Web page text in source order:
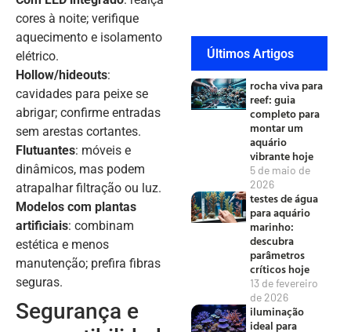
cores à noite; verifique
aquecimento e isolamento
elétrico.
Hollow/hideouts:
cavidades para peixe se
abrigar; confirme entradas
sem arestas cortantes.
Flutuantes: móveis e
dinâmicos, mas podem
atrapalhar filtração ou luz.
Modelos com plantas
artificiais: combinam
estética e menos
manutenção; prefira fibras
seguras.
Segurança e
Últimos Artigos
rocha viva para
reef: guia
completo para
montar um
aquário
vibrante hoje
5 de maio de
2026
testes de água
para aquário
marinho:
descubra
parâmetros
críticos hoje
13 de fevereiro
de 2026
iluminação
ideal para